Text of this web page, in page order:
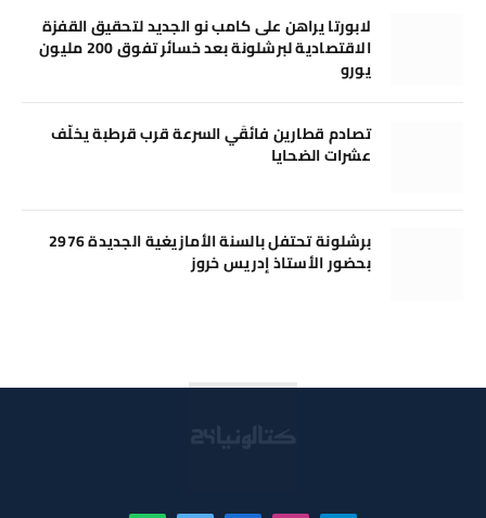
لابورتا يراهن على كامب نو الجديد لتحقيق القفزة
الاقتصادية لبرشلونة بعد خسائر تفوق 200 مليون
يورو
تصادم قطارين فائقَي السرعة قرب قرطبة يخلّف
عشرات الضحايا
برشلونة تحتفل بالسنة الأمازيغية الجديدة 2976
بحضور الأستاذ إدريس خروز